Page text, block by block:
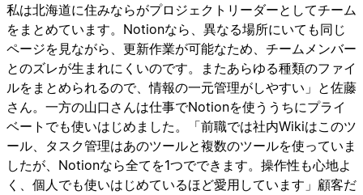
私は北海道に住みならがプロジェクトリーダーとしてチーム
をまとめています。Notionなら、異なる場所にいても同じ
ページを見ながら、更新作業が可能なため、チームメンバー
とのズレが生まれにくいのです。またあらゆる種類のファイ
ルをまとめられるので、情報の一元管理がしやすい」と佐藤
さん。一方の山口さんは仕事でNotionを使ううちにプライ
ベートでも使いはじめました。「前職では社内Wikiはこのツ
ール、タスク管理はあのツールと複数のツールを使っていま
したが、Notionなら全てを1つでできます。操作性も心地よ
く、個人でも使いはじめているほど愛用しています」顧客だ